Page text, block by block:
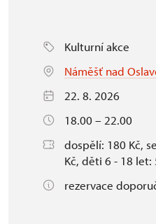
Kulturní akce
Náměšť nad
22. 8. 2026
18.00 – 22.00
dospělí: 180 Kč,
Kč, děti 6 - 18 let:
rezervace